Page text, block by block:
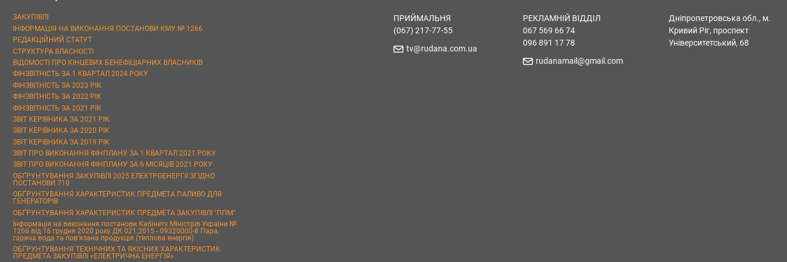
ЗАКУПІВЛІ
ІНФОРМАЦІЯ НА ВИКОНАННЯ ПОСТАНОВИ КМУ № 1266
РЕДАКЦІЙНИЙ СТАТУТ
СТРУКТУРА ВЛАСНОСТІ
ВІДОМОСТІ ПРО КІНЦЕВИХ БЕНЕФІЦІАРНИХ ВЛАСНИКІВ
ФІНЗВІТНІСТЬ ЗА 1 КВАРТАЛ 2024 РОКУ
ФІНЗВІТНІСТЬ ЗА 2023 РІК
ФІНЗВІТНІСТЬ ЗА 2022 РІК
ФІНЗВІТНІСТЬ ЗА 2021 РІК
ЗВІТ КЕРІВНИКА ЗА 2021 РІК
ЗВІТ КЕРІВНИКА ЗА 2020 РІК
ЗВІТ КЕРІВНИКА ЗА 2019 РІК
ЗВІТ ПРО ВИКОНАННЯ ФІНПЛАНУ ЗА 1 КВАРТАЛ 2021 РОКУ
ЗВІТ ПРО ВИКОНАННЯ ФІНПЛАНУ ЗА 6 МІСЯЦІВ 2021 РОКУ
ОБҐРУНТУВАННЯ ЗАКУПІВЛІ 2025 ЕЛЕКТРОЕНЕРГІЇ ЗГІДНО
ПОСТАНОВИ 710
ОБҐРУНТУВАННЯ ХАРАКТЕРИСТИК ПРЕДМЕТА ПАЛИВО ДЛЯ
ГЕНЕРАТОРІВ
ОБҐРУНТУВАННЯ ХАРАКТЕРИСТИК ПРЕДМЕТА ЗАКУПІВЛІ "ППМ"
Інформація на виконання постанови Кабінету Міністрів України №
1266 від 16 грудня 2020 року ДК 021:2015 - 09320000-8 Пара,
гаряча вода та пов’язана продукція (теплова енергія)
ОБҐРУНТУВАННЯ ТЕХНІЧНИХ ТА ЯКІСНИХ ХАРАКТЕРИСТИК
ПРЕДМЕТА ЗАКУПІВЛІ «ЕЛЕКТРИЧНА ЕНЕРГІЯ»
ПРИЙМАЛЬНЯ
(067) 217-77-55
tv@rudana.com.ua
РЕКЛАМНІЙ ВІДДІЛ
067 569 66 74
096 891 17 78
rudanamail@gmail.com
Дніпропетровська обл., м.
Кривий Ріг, проспект
Університетський, 68